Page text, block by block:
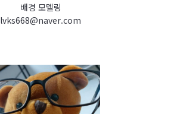
배경 모델링
lvks668@naver.com